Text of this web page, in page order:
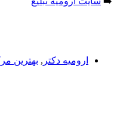
ارومیه دکتر , بهترین